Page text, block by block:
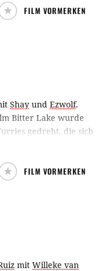
des Unfalls
FILM VORMERKEN
Shay und Ezwolf.
Bitter Lake wurde
gedreht, die sich
FILM VORMERKEN
mit Willeke van